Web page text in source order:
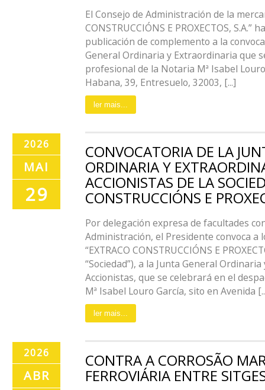
El Consejo de Administración de la
CONSTRUCCIÓNS E PROXECTOS,
publicación de complemento a la
General Ordinaria y Extraordinaria que
profesional de la Notaria Mª Isabel
Habana, 39, Entresuelo, 32003, [...]
ler mais...
2026
MAI
29
CONVOCATORIA DE LA
ORDINARIA Y
ACCIONISTAS DE LA
CONSTRUCCIÓNS E
Por delegación expresa de facultades
Administración, el Presidente convoca a
“EXTRACO CONSTRUCCIÓNS E
“Sociedad”), a la Junta General
Accionistas, que se celebrará en el
Mª Isabel Louro García, sito en Avenida
ler mais...
2026
ABR
CONTRA A CORROSÃO
FERROVIÁRIA ENTRE